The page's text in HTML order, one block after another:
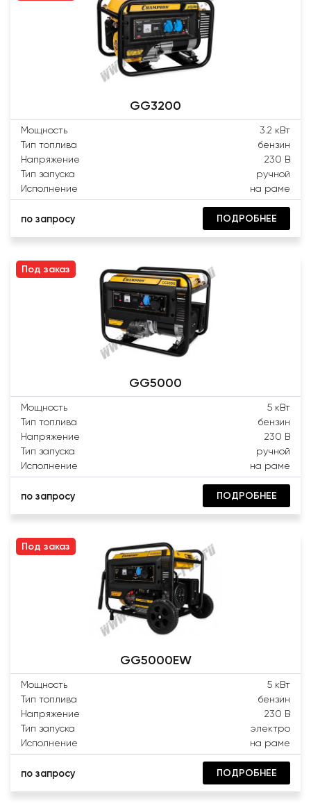
GG3200
Мощность
3.2 кВт
Тип топлива
бензин
Напряжение
230 В
Тип запуска
ручной
Исполнение
на раме
по запросу ПОДРОБНЕЕ
Под заказ
GG5000
Мощность
5 кВт
Тип топлива
бензин
Напряжение
230 В
Тип запуска
ручной
Исполнение
на раме
по запросу ПОДРОБНЕЕ
Под заказ
GG5000EW
Мощность
5 кВт
Тип топлива
бензин
Напряжение
230 В
Тип запуска
электро
Исполнение
на раме
по запросу ПОДРОБНЕЕ